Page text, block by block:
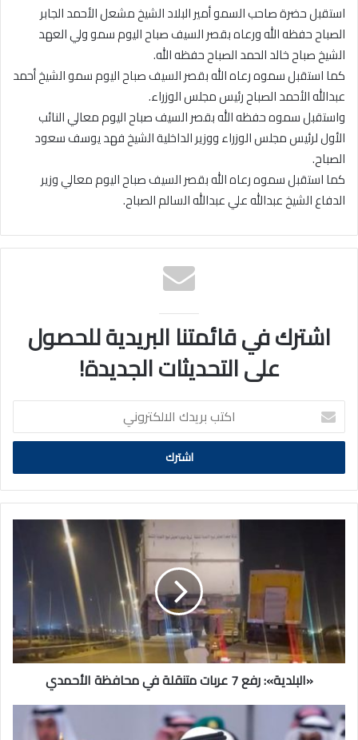
استقبل حضرة صاحب السمو أمير البلاد الشيخ مشعل الأحمد الجابر
الصباح حفظه الله ورعاه بقصر السيف صباح اليوم سمو ولي العهد
الشيخ صباح خالد الحمد الصباح حفظه الله.
كما استقبل سموه رعاه الله بقصر السيف صباح اليوم سمو الشيخ أحمد
عبدالله الأحمد الصباح رئيس مجلس الوزراء.
واستقبل سموه حفظه الله بقصر السيف صباح اليوم معالي النائب
الأول لرئيس مجلس الوزراء ووزير الداخلية الشيخ فهد يوسف سعود
الصباح.
كما استقبل سموه رعاه الله بقصر السيف صباح اليوم معالي وزير
الدفاع الشيخ عبدالله علي عبدالله السالم الصباح.
اشترك في قائمتنا البريدية للحصول
على التحديثات الجديدة!
اكتب
بريدك
الالكتروني
في
محافظة
الأحمدي
«البلدية»: رفع 7 عربات متنقلة في محافظة الأحمدي
أمين
التعاون: